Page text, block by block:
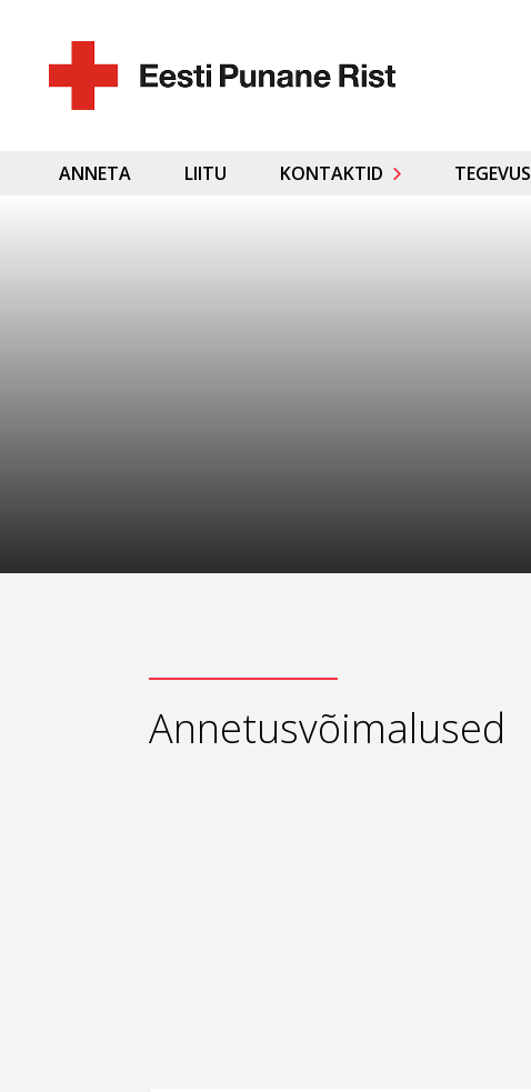
ANNETA LIITU KONTAKTID TEGEVUS
Annetusvõimalused